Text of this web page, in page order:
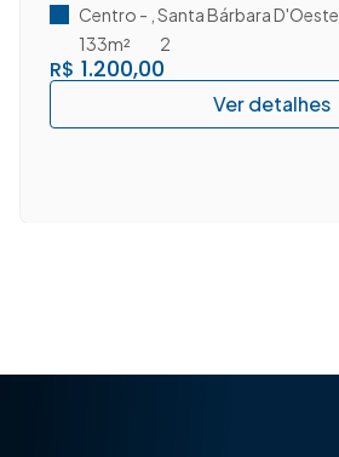
D'Oeste/SP.
R$ 1.200,00
Centro Santa Bárbara D'Oeste
2
133m²